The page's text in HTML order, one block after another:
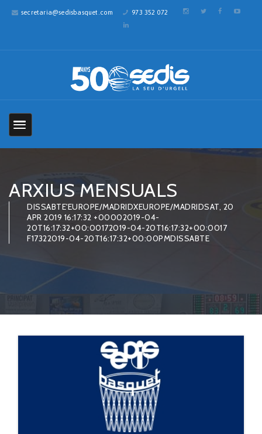
secretaria@sedisbasquet.com 973 352 072
ARXIUS MENSUALS
DISSABTE'EUROPE/MADRIDXEUROPE/MADRIDSAT, 20
APR 2019 16:17:32 +00002019-04-
20T16:17:32+00:00172019-04-20T16:17:32+00:0017
F17322019-04-20T16:17:32+00:00PMDISSABTE